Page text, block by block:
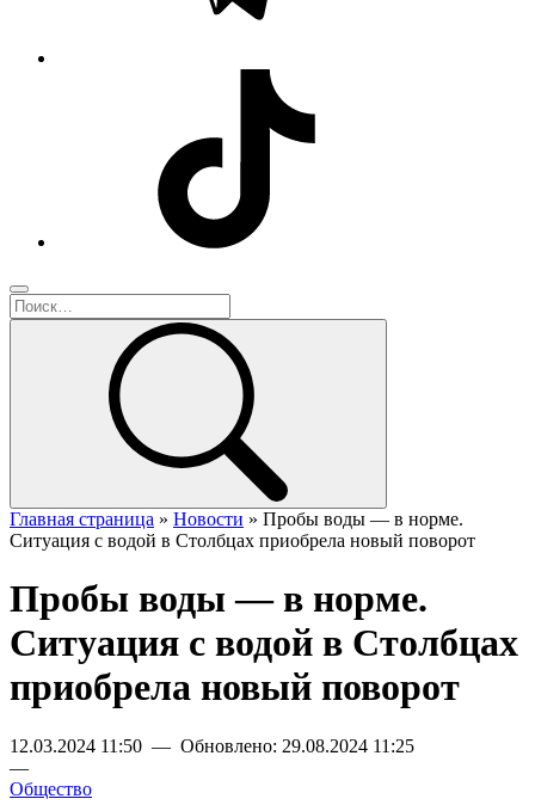
Главная страница » Новости » Пробы воды — в норме.
Ситуация с водой в Столбцах приобрела новый поворот
Пробы воды — в норме.
Ситуация с водой в Столбцах
приобрела новый поворот
12.03.2024 11:50 — Обновлено: 29.08.2024 11:25
—
Общество